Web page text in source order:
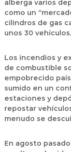
alberga varios
como un
cilindros de gas
unos 30
Los incendios y
de combustible
empobrecido
sumido en un
estaciones y
repostar
menudo se
En agosto